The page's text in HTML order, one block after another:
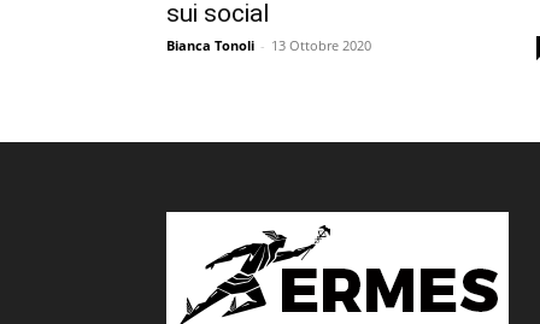
sui social
Bianca Tonoli - 13 Ottobre 2020